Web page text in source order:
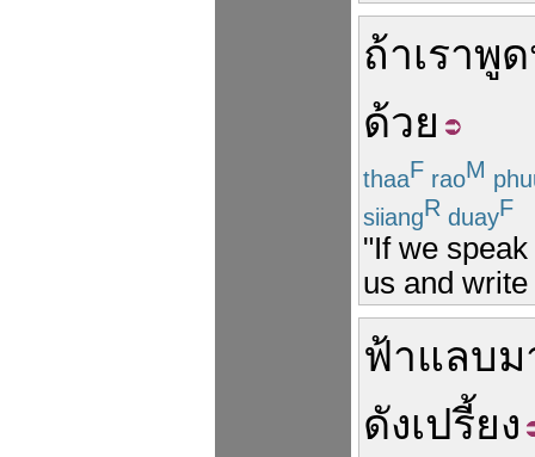
ถ้าเราพูด
ด้วย
thaaF raoM
siiangR duayF
"If we
us and
ฟ้าแลบม
ดังเปรี้ยง